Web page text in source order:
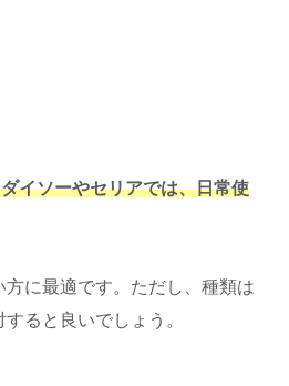
イソーやセリアでは、日常使
に最適です。ただし、種類は
ると良いでしょう。